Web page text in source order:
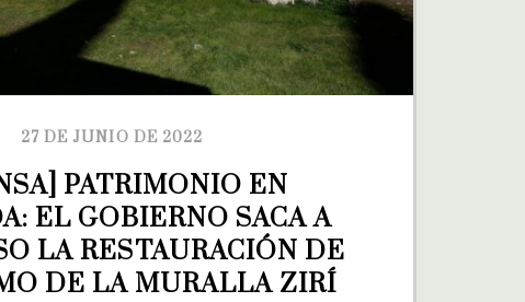
27 DE JUNIO DE 2022
PATRIMONIO EN
EL GOBIERNO SACA A
LA RESTAURACIÓN DE
DE LA MURALLA ZIRÍ